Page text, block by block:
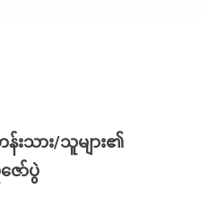
းသား/သူများ၏
ော်ပွဲ